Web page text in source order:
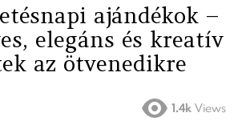
ajándékok –
elegáns és kreatív
az ötvenedikre
1.4k Views